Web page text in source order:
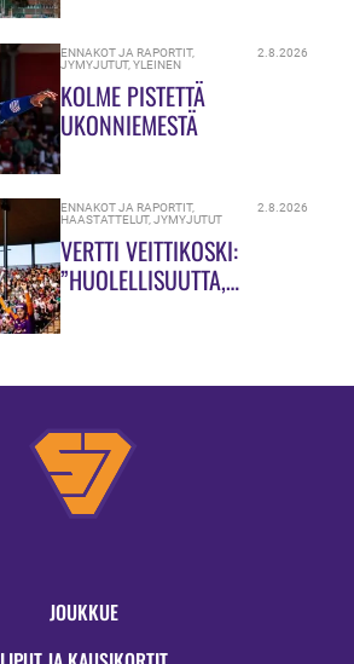
ENNAKOT JA RAPORTIT,
JYMYJUTUT,YLEINEN
2.8.2026
KOLME PISTETTÄ
UKONNIEMESTÄ
ENNAKOT JA RAPORTIT,
HAASTATTELUT,JYMYJUTUT
2.8.2026
VERTTI VEITTIKOSKI:
”HUOLELLISUUTTA,
JOUKKUE